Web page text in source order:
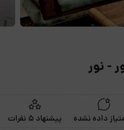
- نور
پیشنهاد 5 نفرات